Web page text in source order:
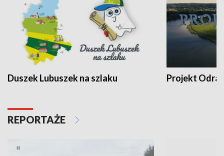
Duszek Lubuszek na szlaku Projekt Odra
REPORTAŻE